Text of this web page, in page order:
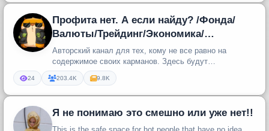
Профита нет. А если найду? /Фонда/
Валюты/Трейдинг/Экономика/
Инвестиции
Авторский канал для тех, кому не все равно на
содержимое своих карманов. Здесь будут
относительно умные, и даже местами ...
24 203.4K 9.8K
Я не понимаю это смешно или уже нет!!